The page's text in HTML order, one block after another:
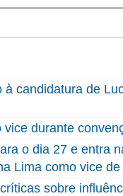
candidatura de
durante
o dia 27 e entra
Lima como vice
sobre